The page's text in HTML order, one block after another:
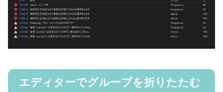
エディターでグループを折りたたむ